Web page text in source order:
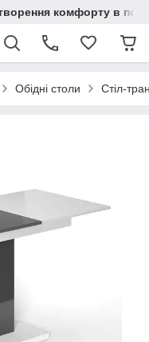
комфорту в
Обідні столи Стіл-